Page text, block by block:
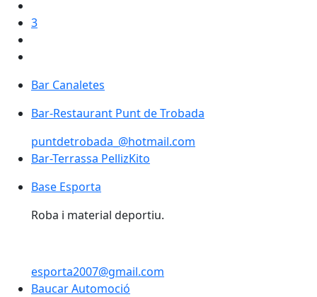
3
Bar Canaletes
Bar-Restaurant Punt de Trobada
puntdetrobada_@hotmail.com
Bar-Terrassa PellizKito
Base Esporta
Base Esporta
Roba i material deportiu.
esporta2007@gmail.com
Baucar Automoció
Baucar Automoció